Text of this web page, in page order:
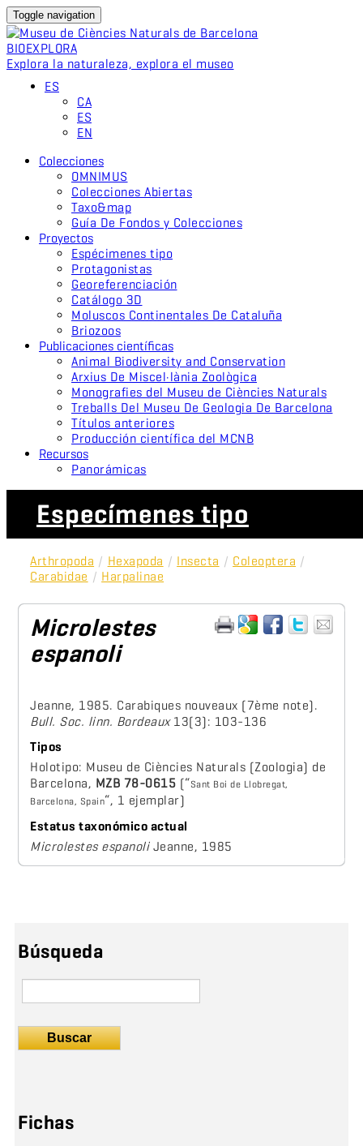
Toggle navigation
BIOEXPLORA
Explora la naturaleza, explora el museo
ES
CA
ES
EN
Colecciones
OMNIMUS
Colecciones Abiertas
Taxo&map
Guía De Fondos y Colecciones
Proyectos
Espécimenes tipo
Protagonistas
Georeferenciación
Catálogo 3D
Moluscos Continentales De Cataluña
Briozoos
Publicaciones científicas
Animal Biodiversity and Conservation
Arxius De Miscel·lània Zoològica
Monografies del Museu de Ciències Naturals
Treballs Del Museu De Geologia De Barcelona
Títulos anteriores
Producción científica del MCNB
Recursos
Panorámicas
Especímenes tipo
Arthropoda / Hexapoda / Insecta / Coleoptera /
Carabidae / Harpalinae
Microlestes
espanoli
Jeanne, 1985. Carabiques nouveaux (7ème note).
Bull. Soc. linn. Bordeaux13(3): 103-136
Tipos
Holotipo: Museu de Ciències Naturals (Zoologia) de
Barcelona, MZB 78-0615 (“Sant Boide Llobregat,
Barcelona, Spain“, 1 ejemplar)
Estatus taxonómico actual
Microlestes espanoliJeanne, 1985
Búsqueda
Buscar
Fichas